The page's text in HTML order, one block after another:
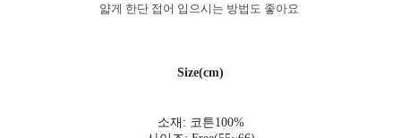
얇게 한단 접어 입으시는 방법도 좋아요
Size(cm)
소재: 코튼100%